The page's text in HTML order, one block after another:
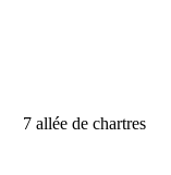
7 allée de chartres